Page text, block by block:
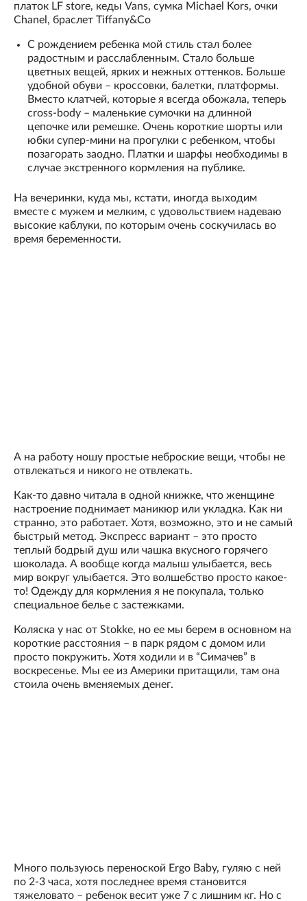
платок LF store, кеды Vans, сумка Michael Kors, очки
Chanel, браслет Tiffany&Co
С рождением ребенка мой стиль стал более
радостным и расслабленным. Стало больше
цветных вещей, ярких и нежных оттенков. Больше
удобной обуви – кроссовки, балетки, платформы.
Вместо клатчей, которые я всегда обожала, теперь
cross-body – маленькие сумочки на длинной
цепочке или ремешке. Очень короткие шорты или
юбки супер-мини на прогулки с ребенком, чтобы
позагорать заодно. Платки и шарфы необходимы в
случае экстренного кормления на публике.
На вечеринки, куда мы, кстати, иногда выходим
вместе с мужем и мелким, с удовольствием надеваю
высокие каблуки, по которым очень соскучилась во
время беременности.
А на работу ношу простые неброские вещи, чтобы не
отвлекаться и никого не отвлекать.
Как-то давно читала в одной книжке, что женщине
настроение поднимает маникюр или укладка. Как ни
странно, это работает. Хотя, возможно, это и не самый
быстрый метод. Экспресс вариант – это просто
теплый бодрый душ или чашка вкусного горячего
шоколада. А вообще когда малыш улыбается, весь
мир вокруг улыбается. Это волшебство просто какое-
то! Одежду для кормления я не покупала, только
специальное белье с застежками.
Коляска у нас от Stokke, но ее мы берем в основном на
короткие расстояния – в парк рядом с домом или
просто покружить. Хотя ходили и в “Симачев” в
воскресенье. Мы ее из Америки притащили, там она
стоила очень вменяемых денег.
Много пользуюсь переноской Ergo Baby, гуляю с ней
по 2-3 часа, хотя последнее время становится
тяжеловато – ребенок весит уже 7 с лишним кг. Но с